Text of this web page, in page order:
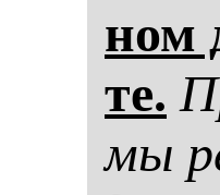
ном
те.
мы